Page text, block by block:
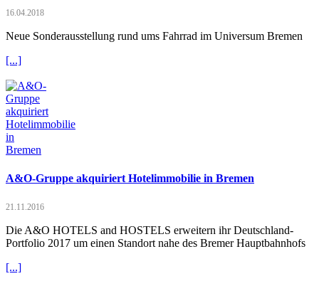
16.04.2018
Neue Sonderausstellung rund ums Fahrrad im Universum Bremen
[...]
A&O-Gruppe akquiriert Hotelimmobilie in Bremen
21.11.2016
Die A&O HOTELS and HOSTELS erweitern ihr Deutschland-
Portfolio 2017 um einen Standort nahe des Bremer Hauptbahnhofs
[...]